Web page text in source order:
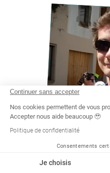
Continuer sans accepter
Nos cookies permettent de vous
Accepter nous aide beaucoup 🥹
Politique de confidentialité
Consentements
Je choisis